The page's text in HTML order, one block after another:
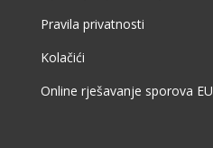
Pravila privatnosti
Kolačići
Online rješavanje sporova EU